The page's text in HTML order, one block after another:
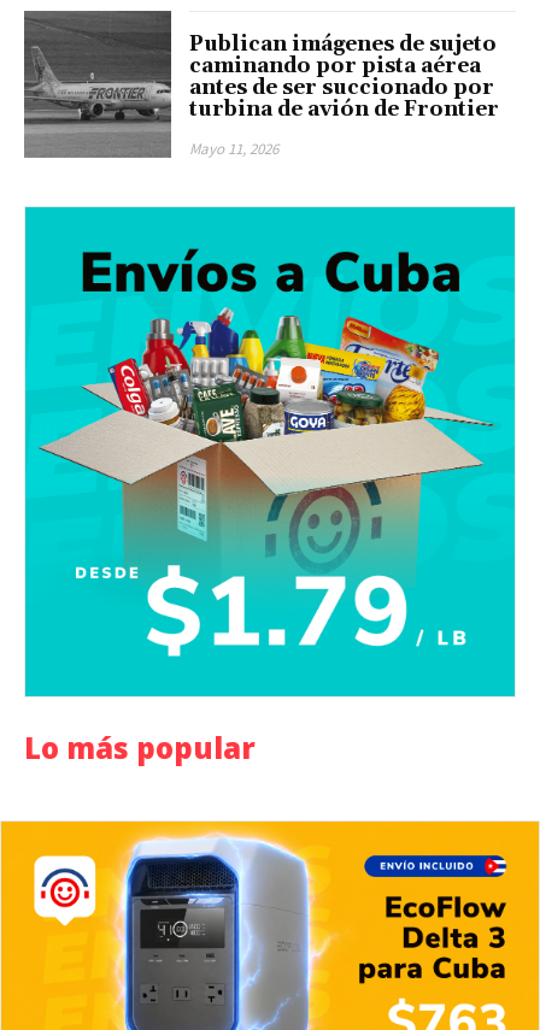
Publican imágenes de sujeto
caminando por pista aérea
antes de ser succionado por
turbina de avión de Frontier
Mayo 11, 2026
Lo más popular